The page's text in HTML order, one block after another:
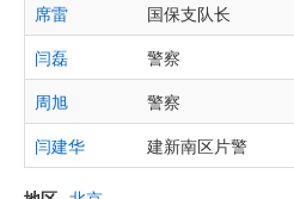
席雷
国保支队长
闫磊
警察
周旭
警察
闫建华
建新南区片警